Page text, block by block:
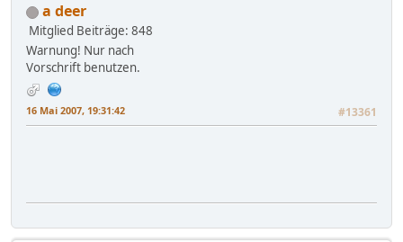
a deer
Mitglied Beiträge: 848
Warnung! Nur nach
Vorschrift benutzen.
16 Mai 2007, 19:31:42 #13361